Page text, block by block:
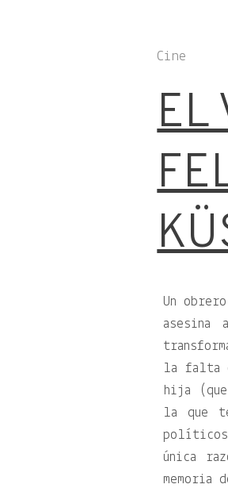
Cine
EL
Un
asesina
la falta
hija
la que
única
memoria